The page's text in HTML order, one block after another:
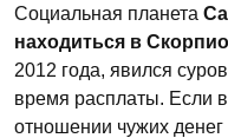
Социальная планета
находиться в
2012 года, явился
время расплаты. Если
отношении чужих денег